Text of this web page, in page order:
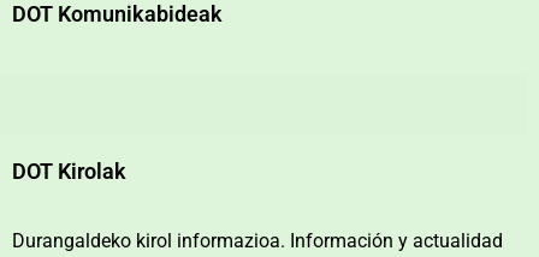
DOT Komunikabideak
DOT Kirolak
Durangaldeko kirol informazioa. Información y actualidad